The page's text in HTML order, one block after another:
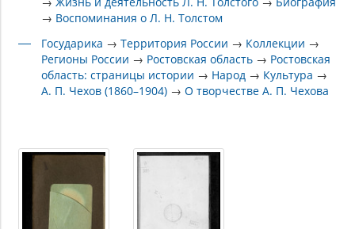
→ Воспоминания о Л. Н. Толстом
Государика →Территория России → Коллекции →
Регионы России → Ростовская область → Ростовская
область: страницы истории → Народ → Культура →
А. П. Чехов (1860–1904) →О творчестве А. П. Чехова